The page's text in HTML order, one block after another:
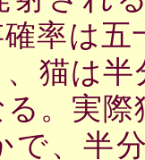
率は
猫は
。実
で、半